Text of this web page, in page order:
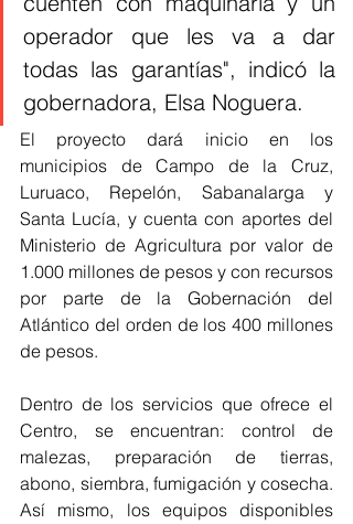
operador que les va a dar
todas las garantías", indicó la
gobernadora, Elsa Noguera.
El proyecto dará inicio en los
municipios de Campo de la Cruz,
Luruaco, Repelón, Sabanalarga y
Santa Lucía, y cuenta con aportes del
Ministerio de Agricultura por valor de
1.000 millones de pesos y con recursos
por parte de la Gobernación del
Atlántico del orden de los 400 millones
de pesos.
Dentro de los servicios que ofrece el
Centro, se encuentran: control de
malezas, preparación de tierras,
abono, siembra, fumigación y cosecha.
Así mismo, los equipos disponibles